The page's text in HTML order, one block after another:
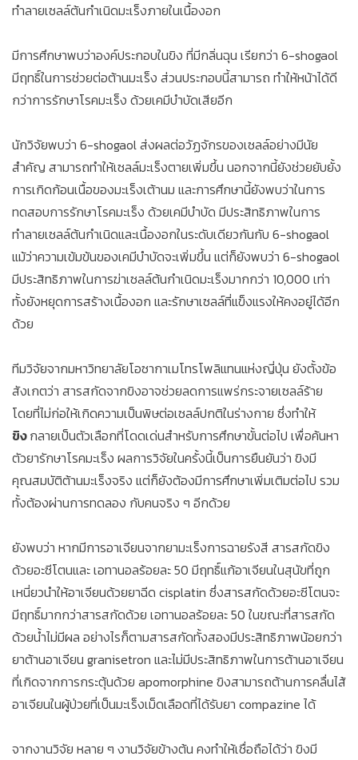
ทำลายเซลล์ต้นกำเนิดมะเร็งภายในเนื้องอก
มีการศึกษาพบว่าองค์ประกอบในขิง ที่มีกลิ่นฉุน เรียกว่า 6-shogaol
มีฤทธิ์ในการช่วยต่อต้านมะเร็ง ส่วนประกอบนี้สามารถ ทำให้หน้าได้ดี
กว่าการรักษาโรคมะเร็ง ด้วยเคมีบำบัดเสียอีก
นักวิจัยพบว่า 6-shogaol ส่งผลต่อวัฏจักรของเซลล์อย่างมีนัย
สำคัญ สามารถทำให้เซลล์มะเร็งตายเพิ่มขึ้น นอกจากนี้ยังช่วยยับยั้ง
การเกิดก้อนเนื้อของมะเร็งเต้านม และการศึกษานี้ยังพบว่าในการ
ทดสอบการรักษาโรคมะเร็ง ด้วยเคมีบำบัด มีประสิทธิภาพในการ
ทำลายเซลล์ต้นกำเนิดและเนื้องอกในระดับเดียวกันกับ 6-shogaol
แม้ว่าความเข้มข้นของเคมีบำบัดจะเพิ่มขึ้น แต่ก็ยังพบว่า 6-shogaol
มีประสิทธิภาพในการฆ่าเซลล์ต้นกำเนิดมะเร็งมากกว่า 10,000 เท่า
ทั้งยังหยุดการสร้างเนื้องอก และรักษาเซลล์ที่แข็งแรงให้คงอยู่ได้อีก
ด้วย
ทีมวิจัยจากมหาวิทยาลัยโอซากาเมโทรโพลิแทนแห่งญี่ปุ่น ยังตั้งข้อ
สังเกตว่า สารสกัดจากขิงอาจช่วยลดการแพร่กระจายเซลล์ร้าย
โดยที่ไม่ก่อให้เกิดความเป็นพิษต่อเซลล์ปกติในร่างกาย ซึ่งทำให้
ขิงกลายเป็นตัวเลือกที่โดดเด่นสำหรับการศึกษาขั้นต่อไป เพื่อค้นหา
ตัวยารักษาโรคมะเร็ง ผลการวิจัยในครั้งนี้เป็นการยืนยันว่า ขิงมี
คุณสมบัติต้านมะเร็งจริง แต่ก็ยังต้องมีการศึกษาเพิ่มเติมต่อไป รวม
ทั้งต้องผ่านการทดลอง กับคนจริง ๆ อีกด้วย
ยังพบว่า หากมีการอาเจียนจากยามะเร็งการฉายรังสี สารสกัดขิง
ด้วยอะซีโตนและ เอทานอลร้อยละ 50 มีฤทธิ์แก้อาเจียนในสุนัขที่ถูก
เหนี่ยวนำให้อาเจียนด้วยยาฉีด cisplatin ซึ่งสารสกัดด้วยอะซีโตนจะ
มีฤทธิ์มากกว่าสารสกัดด้วย เอทานอลร้อยละ 50 ในขณะที่สารสกัด
ด้วยน้ำไม่มีผล อย่างไรก็ตามสารสกัดทั้งสองมีประสิทธิภาพน้อยกว่า
ยาต้านอาเจียน granisetron และไม่มีประสิทธิภาพในการต้านอาเจียน
ที่เกิดจากการกระตุ้นด้วย apomorphine ขิงสามารถต้านการคลื่นไส้
อาเจียนในผู้ป่วยที่เป็นมะเร็งเม็ดเลือดที่ได้รับยา compazine ได้
จากงานวิจัย หลาย ๆ งานวิจัยข้างต้น คงทำให้เชื่อถือได้ว่า ขิงมี